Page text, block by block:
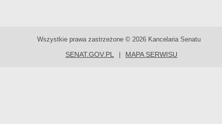
Wszystkie prawa zastrzeżone © 2026 Kancelaria Senatu
SENAT.GOV.PL MAPA SERWISU